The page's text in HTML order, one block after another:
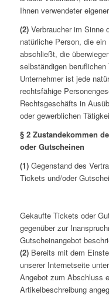
Ihnen verwendeter
(2)Verbraucher im Sinne
natürliche Person, die
abschließt, die
selbständigen
Unternehmer ist jede
rechtsfähige
Rechtsgeschäfts in
oder gewerblichen
§ 2 Zustandekommen
oder Gutscheinen
(1)Gegenstand des
Tickets und/oder
Gekaufte Tickets oder
gegenüber zur
Gutscheinangebot
(2)Bereits mit dem
unserer Internetseite
Angebot zum Abschluss
Artikelbeschreibung